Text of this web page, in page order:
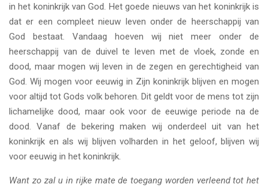
in het koninkrijk van God. Het goede nieuws van het koninkrijk is
dat er een compleet nieuw leven onder de heerschappij van
God bestaat. Vandaag hoeven wij niet meer onder de
heerschappij van de duivel te leven met de vloek, zonde en
dood, maar mogen wij leven in de zegen en gerechtigheid van
God. Wij mogen voor eeuwig in Zijn koninkrijk blijven en mogen
voor altijd tot Gods volk behoren. Dit geldt voor de mens tot zijn
lichamelijke dood, maar ook voor de eeuwige periode na de
dood. Vanaf de bekering maken wij onderdeel uit van het
koninkrijk en als wij blijven volharden in het geloof, blijven wij
voor eeuwig in het koninkrijk.
Want zo zal u in rijke mate de toegang worden verleend tot het